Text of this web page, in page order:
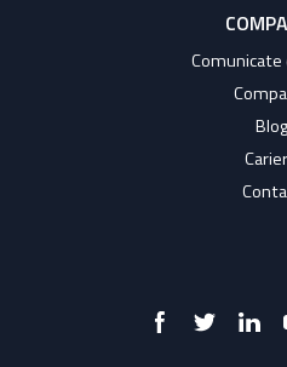
Comunicate
Blog